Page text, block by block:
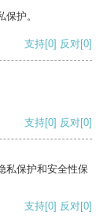
护。
支持[0] 反对[0]
支持[0] 反对[0]
私保护和安全性保
支持[0] 反对[0]